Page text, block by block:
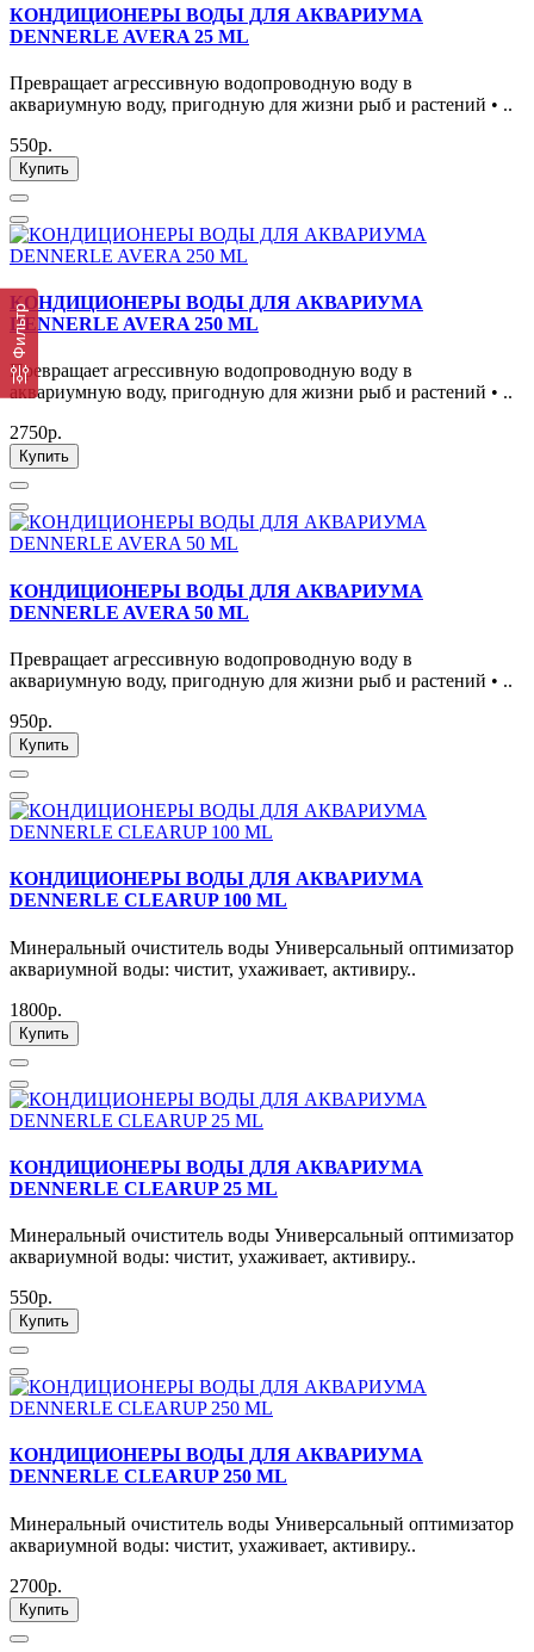
Фильтр
КОНДИЦИОНЕРЫ ВОДЫ ДЛЯ АКВАРИУМА
DENNERLE AVERA 25 ML
Превращает агрессивную водопроводную воду в
аквариумную воду, пригодную для жизни рыб и растений • ..
550р.
Купить
КОНДИЦИОНЕРЫ ВОДЫ ДЛЯ АКВАРИУМА
DENNERLE AVERA 250 ML
Превращает агрессивную водопроводную воду в
аквариумную воду, пригодную для жизни рыб и растений • ..
2750р.
Купить
КОНДИЦИОНЕРЫ ВОДЫ ДЛЯ АКВАРИУМА
DENNERLE AVERA 50 ML
Превращает агрессивную водопроводную воду в
аквариумную воду, пригодную для жизни рыб и растений • ..
950р.
Купить
КОНДИЦИОНЕРЫ ВОДЫ ДЛЯ АКВАРИУМА
DENNERLE CLEARUP 100 ML
Минеральный очиститель воды Универсальный оптимизатор
аквариумной воды: чистит, ухаживает, активиру..
1800р.
Купить
КОНДИЦИОНЕРЫ ВОДЫ ДЛЯ АКВАРИУМА
DENNERLE CLEARUP 25 ML
Минеральный очиститель воды Универсальный оптимизатор
аквариумной воды: чистит, ухаживает, активиру..
550р.
Купить
КОНДИЦИОНЕРЫ ВОДЫ ДЛЯ АКВАРИУМА
DENNERLE CLEARUP 250 ML
Минеральный очиститель воды Универсальный оптимизатор
аквариумной воды: чистит, ухаживает, активиру..
2700р.
Купить